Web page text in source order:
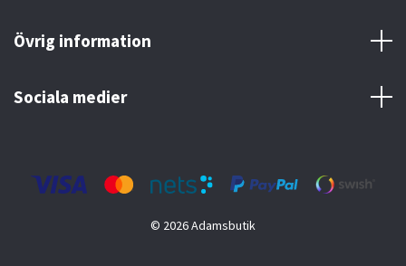
Övrig information
Sociala medier
© 2026 Adamsbutik